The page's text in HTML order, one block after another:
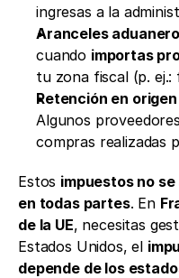
ingresas a la
Aranceles
cuando importas
tu zona fiscal (p. ej.:
Retención en
Algunos proveedores
compras realizadas
Estos impuestos no
en todas partes. En
de la UE, necesitas
Estados Unidos, el
depende de los